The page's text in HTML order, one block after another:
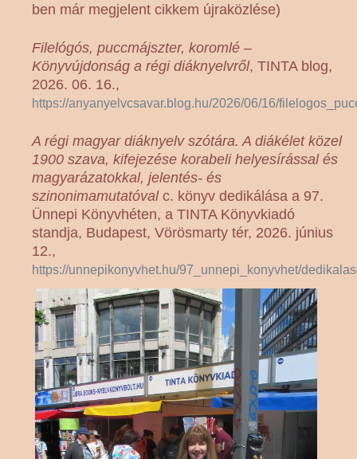
ben már megjelent cikkem újraközlése)
Filelógós, puccmájszter, koromlé –
Könyvújdonság a régi diáknyelvről, TINTA blog,
2026. 06. 16.,
https://anyanyelvcsavar.blog.hu/2026/06/16/
A régi magyar diáknyelv szótára. A diákélet közel
1900 szava, kifejezése korabeli helyesírással és
magyarázatokkal, jelentés- és
szinonimamutatóvalc. könyv dedikálása a 97.
Ünnepi Könyvhéten, a TINTA Könyvkiadó
standja, Budapest, Vörösmarty tér, 2026. június
12.,
https://unnepikonyvhet.hu/97_unnepi_konyvhet/